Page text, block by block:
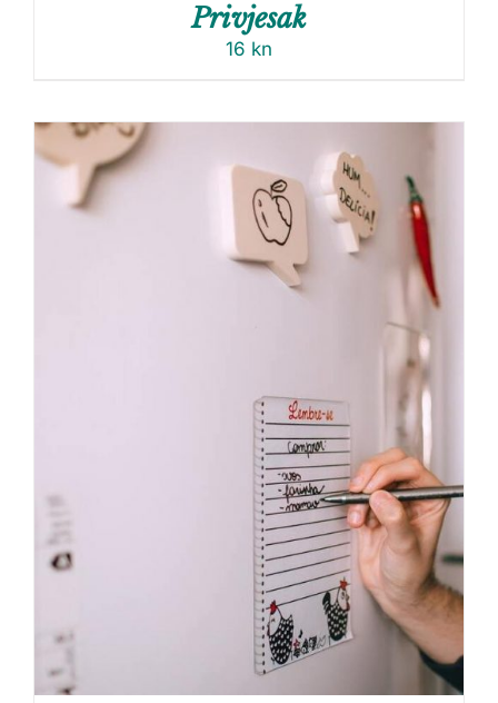
Privjesak
16 kn